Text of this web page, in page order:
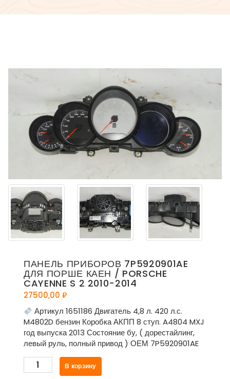
ПАНЕЛЬ ПРИБОРОВ 7P5920901AE
ДЛЯ ПОРШЕ КАЕН / PORSCHE
CAYENNE S 2 2010-2014
27500,00 ₽
Артикул 1651186 Двигатель 4,8 л. 420 л.с.
M4802D бензин Коробка АКПП 8 ступ. A4804 MXJ
год выпуска 2013 Состояние бу, ( дорестайлинг,
левый руль, полный привод ) ОЕМ 7P5920901AE
Количество
товара
В корзину